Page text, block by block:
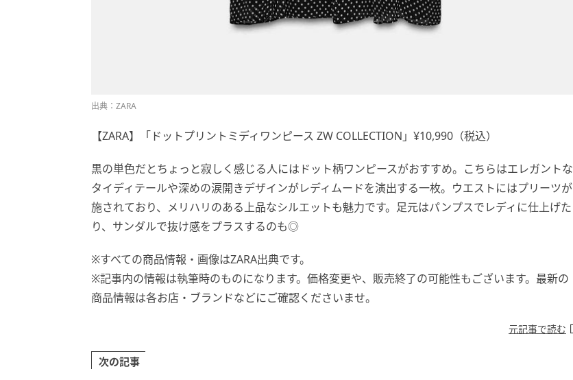
出典：ZARA
【ZARA】「ドットプリントミディワンピース ZW COLLECTION」¥10,990（税込）
黒の単色だとちょっと寂しく感じる人にはドット柄ワンピースがおすすめ。こちらはエレガントな
タイディテールや深めの涙開きデザインがレディムードを演出する一枚。ウエストにはプリーツが
施されており、メリハリのある上品なシルエットも魅力です。足元はパンプスでレディに仕上げた
り、サンダルで抜け感をプラスするのも◎
※すべての商品情報・画像はZARA出典です。
※記事内の情報は執筆時のものになります。価格変更や、販売終了の可能性もございます。最新の
商品情報は各お店・ブランドなどにご確認くださいませ。
元記事で読む
次の記事